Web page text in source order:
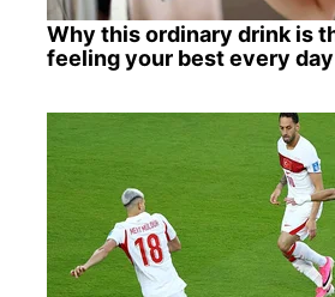
Why this ordinary drink is
feeling your best every day